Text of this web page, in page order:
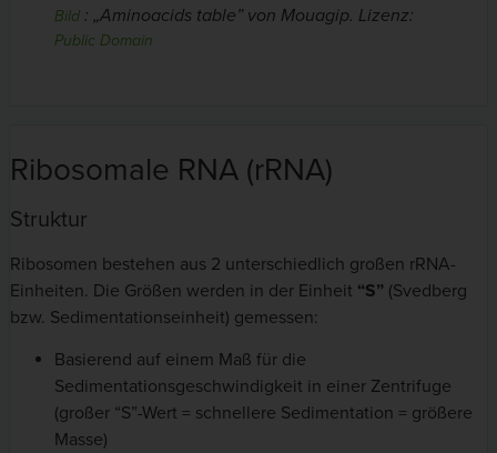
Bild : „Aminoacids table” von Mouagip. Lizenz:
Public Domain
Ribosomale RNA (rRNA)
Struktur
Ribosomen bestehen aus 2 unterschiedlich großen rRNA-
Einheiten. Die Größen werden in der Einheit “S” (Svedberg
bzw. Sedimentationseinheit) gemessen:
Basierend auf einem Maß für die
Sedimentationsgeschwindigkeit in einer Zentrifuge
(großer “S”-Wert = schnellere Sedimentation = größere
Masse)